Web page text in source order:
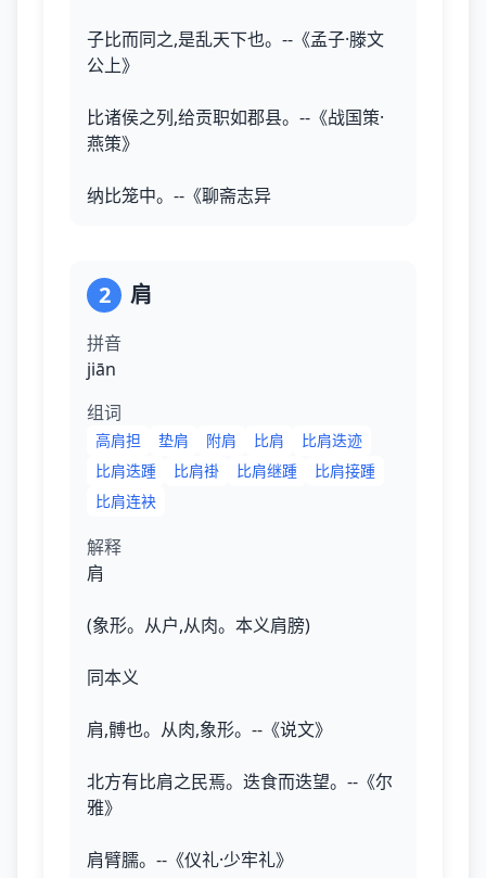
子比而同之,是乱天下也。--《孟子·滕文
公上》
比诸侯之列,给贡职如郡县。--《战国策·
燕策》
纳比笼中。--《聊斋志异
2 肩
拼音
jiān
组词
高肩担 垫肩 附肩 比肩
比肩迭迹
比肩迭踵
比肩褂 比肩继踵
比肩接踵
比肩连袂
解释
肩
(象形。从户,从肉。本义肩膀)
同本义
肩,髆也。从肉,象形。--《说文》
北方有比肩之民焉。迭食而迭望。--《尔
雅》
肩臂臑。--《仪礼·少牢礼》